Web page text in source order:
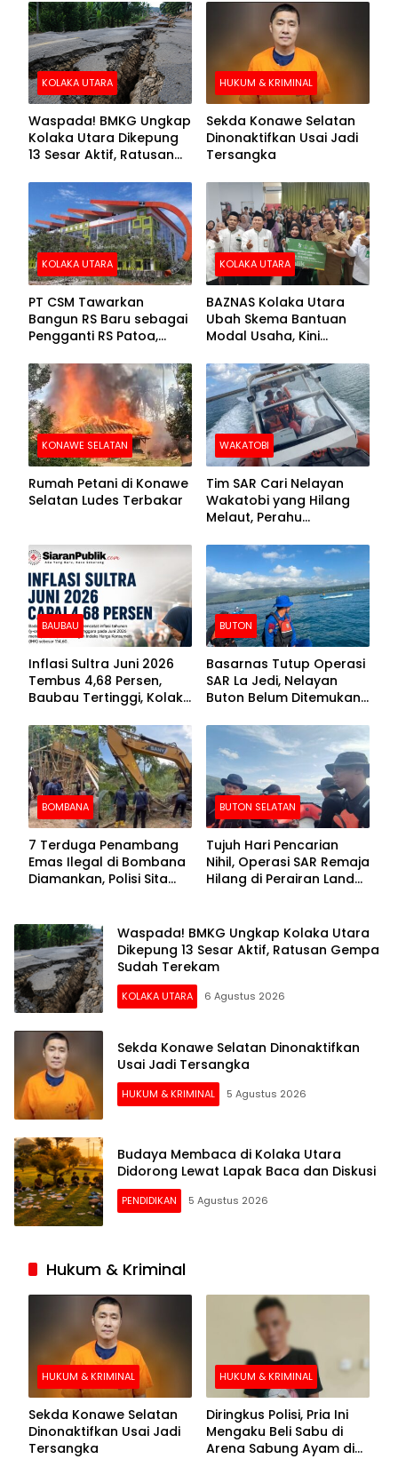
KOLAKA UTARA
Waspada! BMKG Ungkap
Kolaka Utara Dikepung
13 Sesar Aktif, Ratusan
HUKUM & KRIMINAL
Sekda Konawe Selatan
Dinonaktifkan Usai Jadi
Tersangka
KOLAKA UTARA
PT CSM Tawarkan
Bangun RS Baru sebagai
Pengganti RS Patoa,
Kolut
KOLAKA UTARA
BAZNAS Kolaka Utara
Ubah Skema Bantuan
Modal Usaha, Kini
Barang Senilai Rp419,5
Juta
KONAWE SELATAN
Rumah Petani di Konawe
Selatan Ludes Terbakar
WAKATOBI
Tim SAR Cari Nelayan
Wakatobi yang Hilang
Melaut, Perahu
Kemasukan Air
BAUBAU
Inflasi Sultra Juni 2026
Tembus 4,68 Persen,
Baubau Tertinggi, Kolaka
BUTON
Basarnas Tutup Operasi
SAR La Jedi, Nelayan
Buton Belum Ditemukan
BOMBANA
7 Terduga Penambang
Emas Ilegal di Bombana
Diamankan, Polisi Sita
BUTON SELATAN
Tujuh Hari Pencarian
Nihil, Operasi SAR Remaja
Hilang di Perairan Lande
Waspada! BMKG Ungkap Kolaka Utara
Dikepung 13 Sesar Aktif, Ratusan Gempa
Sudah Terekam
KOLAKA UTARA 6 Agustus 2026
Sekda Konawe Selatan Dinonaktifkan
Usai Jadi Tersangka
HUKUM & KRIMINAL 5 Agustus 2026
Budaya Membaca di Kolaka Utara
Didorong Lewat Lapak Baca dan Diskusi
PENDIDIKAN 5 Agustus 2026
Hukum & Kriminal
HUKUM & KRIMINAL
Sekda Konawe Selatan
Dinonaktifkan Usai Jadi
Tersangka
HUKUM & KRIMINAL
Diringkus Polisi, Pria Ini
Mengaku Beli Sabu di
Arena Sabung Ayam di